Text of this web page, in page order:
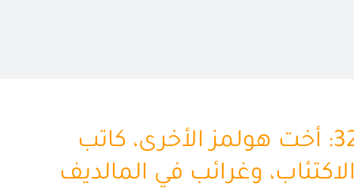
متفرقات 32: أخت هولمز الأخرى، كاتب
وغرائب في المالديف